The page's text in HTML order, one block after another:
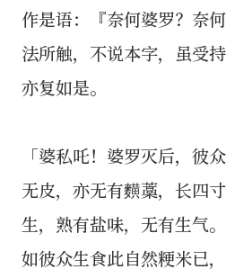
作是语：『奈何婆罗？奈
法所触，不说本字，虽受
亦复如是。
「婆私吒！婆罗灭后，彼
无皮，亦无有䵃藁，长四
生，熟有盐味，无有生气
如彼众生食此自然粳米已